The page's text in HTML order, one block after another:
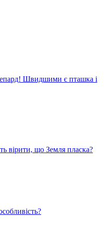
Швидшими є пташка і
вірити, що Земля пласка?